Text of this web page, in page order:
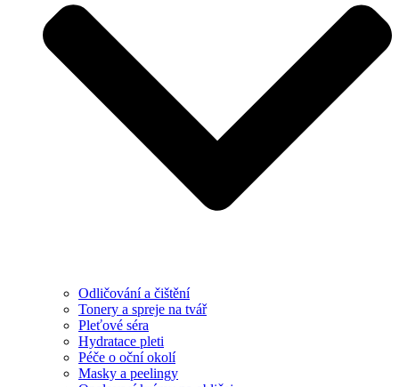
Odličování a čištění
Tonery a spreje na tvář
Pleťové séra
Hydratace pleti
Péče o oční okolí
Masky a peelingy